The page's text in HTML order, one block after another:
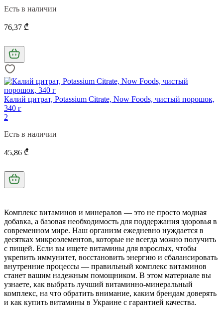
Есть в наличии
76,37 ₾
Калий цитрат, Potassium Citrate, Now Foods, чистый порошок,
340 г
2
Есть в наличии
45,86 ₾
Комплекс витаминов и минералов — это не просто модная
добавка, а базовая необходимость для поддержания здоровья в
современном мире. Наш организм ежедневно нуждается в
десятках микроэлементов, которые не всегда можно получить
с пищей. Если вы ищете витамины для взрослых, чтобы
укрепить иммунитет, восстановить энергию и сбалансировать
внутренние процессы — правильный комплекс витаминов
станет вашим надежным помощником. В этом материале вы
узнаете, как выбрать лучший витаминно-минеральный
комплекс, на что обратить внимание, каким брендам доверять
и как купить витамины в Украине с гарантией качества.